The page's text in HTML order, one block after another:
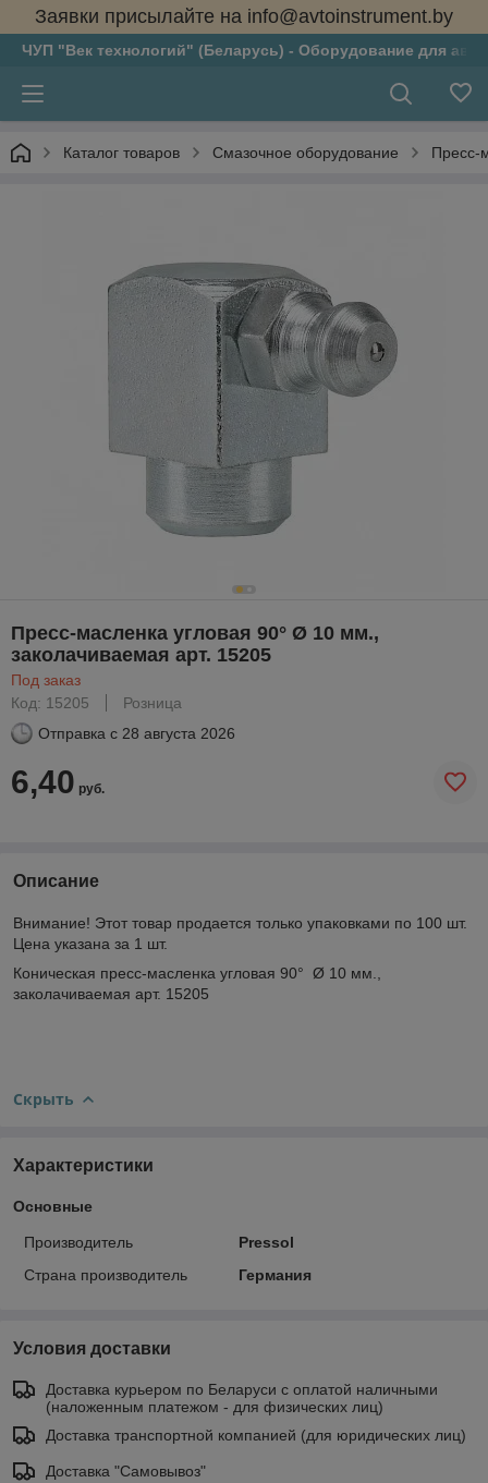
Заявки присылайте на info@avtoinstrument.by
ЧУП "Век технологий" (Беларусь) - Оборудование для
Каталог товаров Смазочное оборудование Пресс-
Пресс-масленка угловая 90° Ø 10 мм.,
заколачиваемая арт. 15205
Под заказ
Код: 15205
Розница
Отправка с 28 августа 2026
6,40 руб.
Описание
Внимание! Этот товар продается только упаковками по 100 шт.
Цена указана за 1 шт.
Коническая пресс-масленка угловая 90° Ø 10 мм.,
заколачиваемая арт. 15205
Скрыть
Характеристики
Основные
Производитель
Pressol
Страна производитель
Германия
Условия доставки
Доставка курьером по Беларуси с оплатой наличными
(наложенным платежом - для физических лиц)
Доставка транспортной компанией (для юридических лиц)
Доставка "Самовывоз"